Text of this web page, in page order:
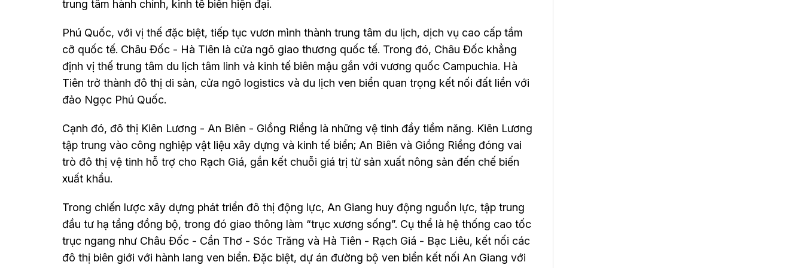
trung tâm hành chính, kinh tế biển hiện đại.
Phú Quốc, với vị thế đặc biệt, tiếp tục vươn mình thành trung tâm du lịch, dịch vụ cao cấp tầm
cỡ quốc tế. Châu Đốc - Hà Tiên là cửa ngõ giao thương quốc tế. Trong đó, Châu Đốc khẳng
định vị thế trung tâm du lịch tâm linh và kinh tế biên mậu gắn với vương quốc Campuchia. Hà
Tiên trở thành đô thị di sản, cửa ngõ logistics và du lịch ven biển quan trọng kết nối đất liền với
đảo Ngọc Phú Quốc.
Cạnh đó, đô thị Kiên Lương - An Biên - Giồng Riềng là những vệ tinh đầy tiềm năng. Kiên Lương
tập trung vào công nghiệp vật liệu xây dựng và kinh tế biển; An Biên và Giồng Riềng đóng vai
trò đô thị vệ tinh hỗ trợ cho Rạch Giá, gắn kết chuỗi giá trị từ sản xuất nông sản đến chế biến
xuất khẩu.
Trong chiến lược xây dựng phát triển đô thị động lực, An Giang huy động nguồn lực, tập trung
đầu tư hạ tầng đồng bộ, trong đó giao thông làm “trục xương sống”. Cụ thể là hệ thống cao tốc
trục ngang như Châu Đốc - Cần Thơ - Sóc Trăng và Hà Tiên - Rạch Giá - Bạc Liêu, kết nối các
đô thị biên giới với hành lang ven biển. Đặc biệt, dự án đường bộ ven biển kết nối An Giang với